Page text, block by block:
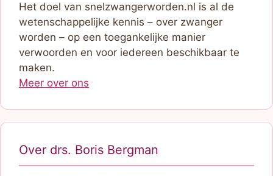
Het doel van snelzwangerworden.nl is al de
wetenschappelijke kennis – over zwanger
worden – op een toegankelijke manier
verwoorden en voor iedereen beschikbaar te
maken.
Meer over ons
Over drs. Boris Bergman